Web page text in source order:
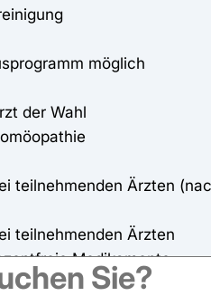
möglich
der Wahl
teilnehmenden Ärzten
teilnehmenden Ärzten
Medikamente